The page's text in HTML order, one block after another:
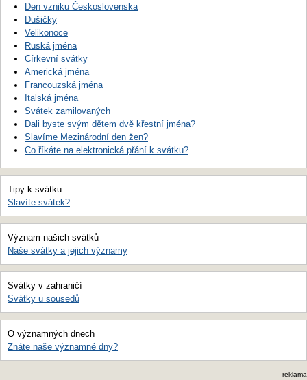
Den vzniku Československa
Dušičky
Velikonoce
Ruská jména
Církevní svátky
Americká jména
Francouzská jména
Italská jména
Svátek zamilovaných
Dali byste svým dětem dvě křestní jména?
Slavíme Mezinárodní den žen?
Co říkáte na elektronická přání k svátku?
Tipy k svátku
Slavíte svátek?
Význam našich svátků
Naše svátky a jejich významy
Svátky v zahraničí
Svátky u sousedů
O významných dnech
Znáte naše významné dny?
reklama